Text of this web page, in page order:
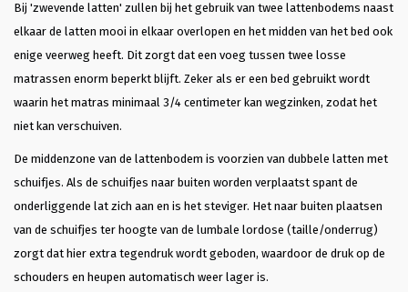
Bij 'zwevende latten' zullen bij het gebruik van twee lattenbodems naast
elkaar de latten mooi in elkaar overlopen en het midden van het bed ook
enige veerweg heeft. Dit zorgt dat een voeg tussen twee losse
matrassen enorm beperkt blijft. Zeker als er een bed gebruikt wordt
waarin het matras minimaal 3/4 centimeter kan wegzinken, zodat het
niet kan verschuiven.
De middenzone van de lattenbodem is voorzien van dubbele latten met
schuifjes. Als de schuifjes naar buiten worden verplaatst spant de
onderliggende lat zich aan en is het steviger. Het naar buiten plaatsen
van de schuifjes ter hoogte van de lumbale lordose (taille/onderrug)
zorgt dat hier extra tegendruk wordt geboden, waardoor de druk op de
schouders en heupen automatisch weer lager is.